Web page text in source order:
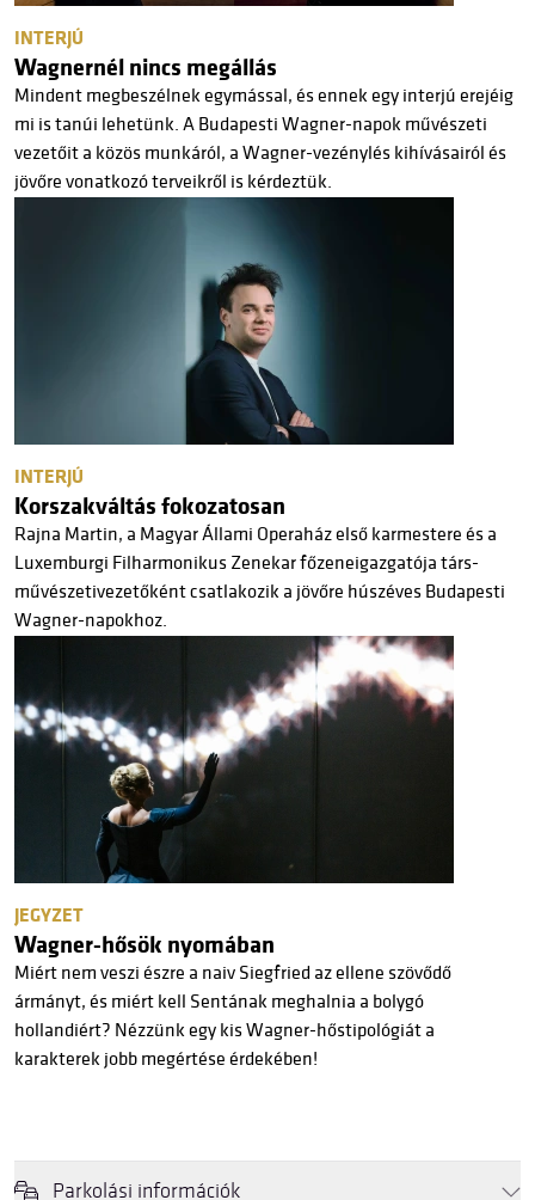
INTERJÚ
Wagnernél nincs megállás
Mindent megbeszélnek egymással, és ennek egy interjú erejéig
mi is tanúi lehetünk. A Budapesti Wagner-napok művészeti
vezetőit a közös munkáról, a Wagner-vezénylés kihívásairól és
jövőre vonatkozó terveikről is kérdeztük.
INTERJÚ
Korszakváltás fokozatosan
Rajna Martin, a Magyar Állami Operaház első karmestere és a
Luxemburgi Filharmonikus Zenekar főzeneigazgatója társ-
művészetivezetőként csatlakozik a jövőre húszéves Budapesti
Wagner-napokhoz.
JEGYZET
Wagner-hősök nyomában
Miért nem veszi észre a naiv Siegfried az ellene szövődő
ármányt, és miért kell Sentának meghalnia a bolygó
hollandiért? Nézzünk egy kis Wagner-hőstipológiát a
karakterek jobb megértése érdekében!
Parkolási információk